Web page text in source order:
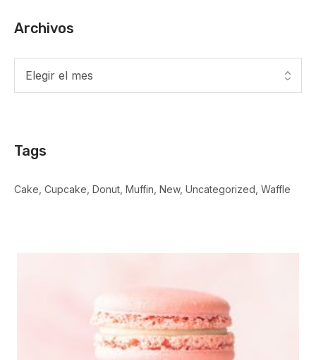
Archivos
Tags
Cake Cupcake Donut Muffin New Uncategorized Waffle